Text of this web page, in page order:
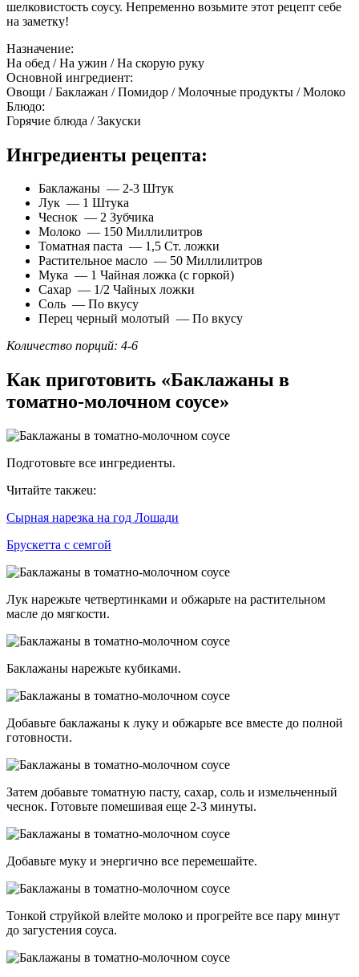
шелковистость соусу. Непременно возьмите этот рецепт себе
на заметку!
Назначение:
На обед / На ужин / На скорую руку
Основной ингредиент:
Овощи / Баклажан / Помидор / Молочные продукты / Молоко
Блюдо:
Горячие блюда / Закуски
Ингредиенты рецепта:
Баклажаны — 2-3 Штук
Лук — 1 Штука
Чеснок — 2 Зубчика
Молоко — 150 Миллилитров
Томатная паста — 1,5 Ст. ложки
Растительное масло — 50 Миллилитров
Мука — 1 Чайная ложка (с горкой)
Сахар — 1/2 Чайных ложки
Соль — По вкусу
Перец черный молотый — По вкусу
Количество порций: 4-6
Как приготовить «Баклажаны в
томатно-молочном соусе»
Подготовьте все ингредиенты.
Читайте такжеu:
Сырная нарезка на год Лошади
Брускетта с семгой
Лук нарежьте четвертинками и обжарьте на растительном
масле до мягкости.
Баклажаны нарежьте кубиками.
Добавьте баклажаны к луку и обжарьте все вместе до полной
готовности.
Затем добавьте томатную пасту, сахар, соль и измельченный
чеснок. Готовьте помешивая еще 2-3 минуты.
Добавьте муку и энергично все перемешайте.
Тонкой струйкой влейте молоко и прогрейте все пару минут
до загустения соуса.